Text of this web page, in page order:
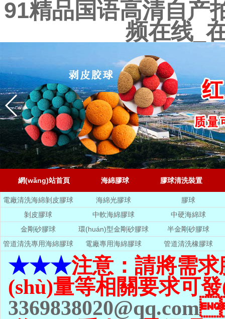
91精品国语高清自产
频在线_
網(wǎng)站首頁 海綿膠球 膠球清洗裝置
電廠清洗海綿剝皮膠球 海綿光膠球
膠球
剝皮膠球
中軟海綿膠球
中硬海綿球
金剛砂膠球
環(huán)型金剛砂膠球
半金剛砂膠球
管道清洗專用海綿膠球
電廠專用海綿膠球 管道清洗橡膠球
★★★注意：請將需求
(shù)量等相關要求可
3369838020@qq.com